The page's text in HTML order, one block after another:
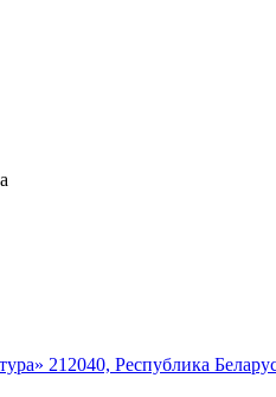
212040, Республика